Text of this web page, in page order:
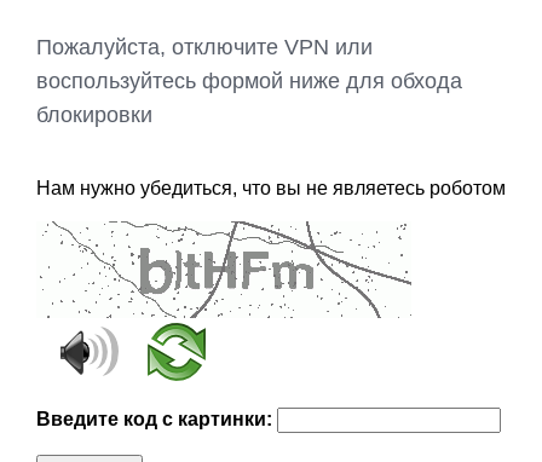
Пожалуйста, отключите VPN или
воспользуйтесь формой ниже для обхода
блокировки
Нам нужно убедиться, что вы не являетесь роботом
Введите код с картинки: